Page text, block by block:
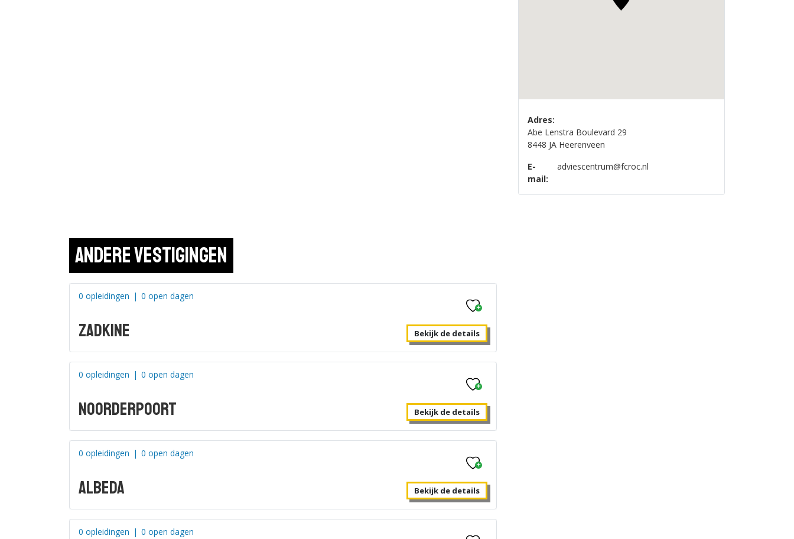
Adres:
Abe Lenstra Boulevard 29
8448 JA Heerenveen
E-
mail:
adviescentrum@fcroc.nl
Andere vestigingen
0 opleidingen | 0 open dagen
Zadkine Bekijk de details
0 opleidingen | 0 open dagen
Noorderpoort Bekijk de details
0 opleidingen | 0 open dagen
Albeda Bekijk de details
0 opleidingen | 0 open dagen